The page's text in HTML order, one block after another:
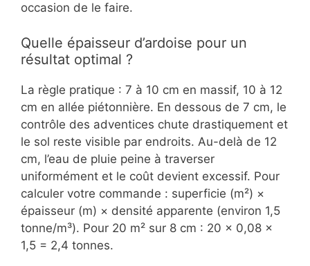
occasion de le faire.
Quelle épaisseur d’ardoise pour un
résultat optimal ?
La règle pratique : 7 à 10 cm en massif, 10 à 12
cm en allée piétonnière. En dessous de 7 cm, le
contrôle des adventices chute drastiquement et
le sol reste visible par endroits. Au-delà de 12
cm, l’eau de pluie peine à traverser
uniformément et le coût devient excessif. Pour
calculer votre commande : superficie (m²) ×
épaisseur (m) × densité apparente (environ 1,5
tonne/m³). Pour 20 m² sur 8 cm : 20 × 0,08 ×
1,5 = 2,4 tonnes.